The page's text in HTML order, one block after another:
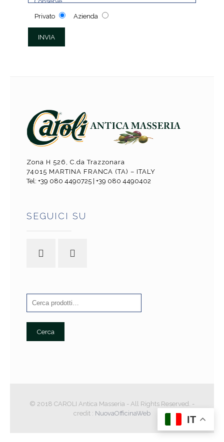
Privato Azienda
Zona H 526, C.da Trazzonara
74015 MARTINA FRANCA (TA) – ITALY
Tel: +39 080 4490725 | +39 080 4490402
SEGUICI SU
Cerca
© 2018 CAROLI Antica Masseria - All Rights Reserved. -
credit : NuovaOfficinaWeb
IT